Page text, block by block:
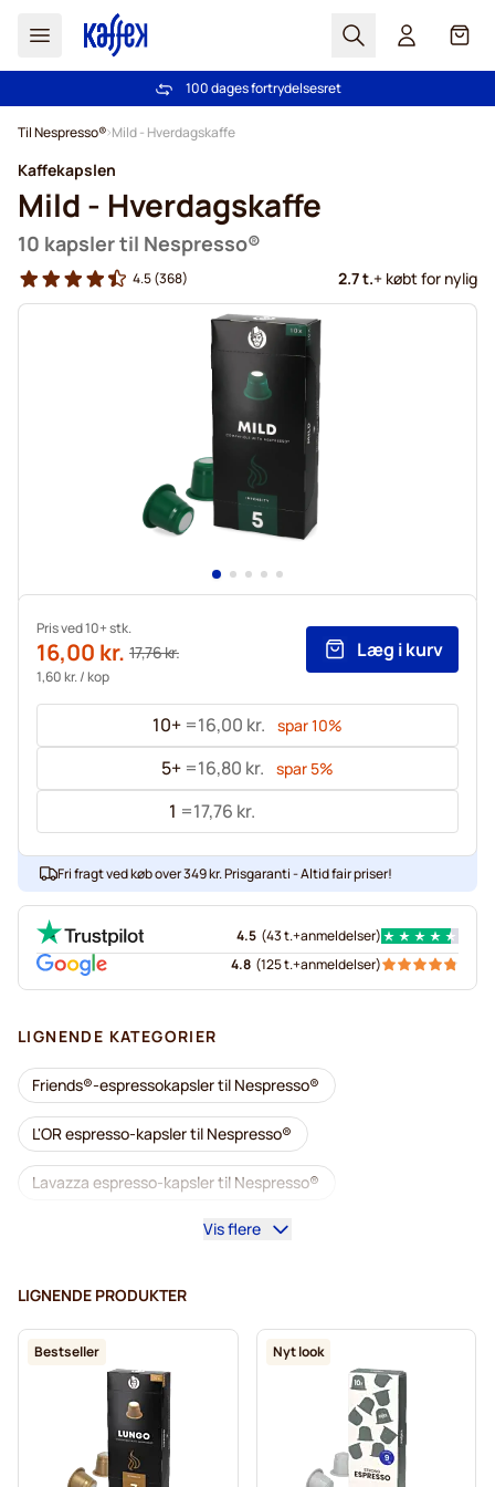
Søg Cart
Fri fragt ved køb over 349 kr.
100 dages fortrydelsesret
Til Nespresso® Mild - Hverdagskaffe
Kaffekapslen
Mild - Hverdagskaffe
10 kapsler til Nespresso®
4.5(368) 2.7 t.+ købt for nylig
Pris ved 10+ stk.
17,76 kr.
16,00 kr.
1,60 kr./ kop
Læg i kurv
1 =17,76 kr.
5+ =16,80 kr. spar 5%
10+ =16,00 kr. spar10%
Fri fragt ved køb over 349 kr. Prisgaranti - Altid fair priser!
4.5 (43 t.+anmeldelser)
4.8 (125 t.+anmeldelser)
LIGNENDE KATEGORIER
Friends®-espressokapsler til Nespresso®
L'OR espresso-kapsler til Nespresso®
Lavazza espresso-kapsler til Nespresso®
Starbucks til Nespresso®
Lavazza til Nespresso®
illy kaffekapsler til Nespresso®
Café Royal kaffekapsler til Nespresso®
Tilbehør til Nespresso® Alt til kaffen til Nespresso®
Vis flere
LIGNENDE PRODUKTER
Bestseller Nyt look